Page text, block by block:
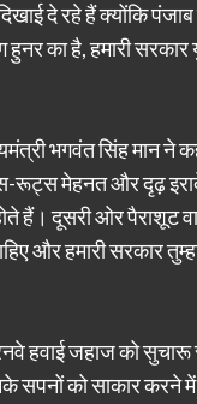
रहे हैं क्योंकि पंजाब के
का है, हमारी
भगवंत सिंह मान ने
रूट्स मेहनत और दृढ़
हैं। दूसरी ओर पैराशूट
और हमारी सरकार
हवाई जहाज को
सपनों को साकार